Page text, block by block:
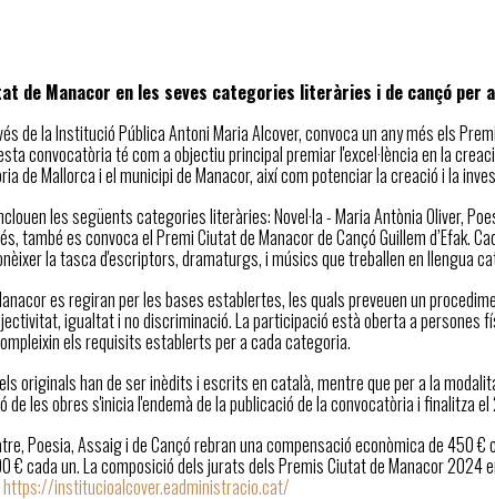
de Manacor en les seves categories literàries i de cançó per
de la Institució Pública Antoni Maria Alcover, convoca un any més els
convocatòria té com a objectiu principal premiar l'excel·lència en la
de Mallorca i el municipi de Manacor, així com potenciar la creació i la
les següents categories literàries: Novel·la - Maria Antònia Oliver,
també es convoca el Premi Ciutat de Manacor de Cançó Guillem d’Efak.
la tasca d'escriptors, dramaturgs, i músics que treballen en llengua
es regiran per les bases establertes, les quals preveuen un
igualtat i no discriminació. La participació està oberta a persones
els requisits establerts per a cada categoria.
originals han de ser inèdits i escrits en català, mentre que per a la
de les obres s'inicia l'endemà de la publicació de la convocatòria i finalitza
Poesia, Assaig i de Cançó rebran una compensació econòmica de 450 €
€ cada un. La composició dels jurats dels Premis Ciutat de Manacor
https://institucioalcover.eadministracio.cat/